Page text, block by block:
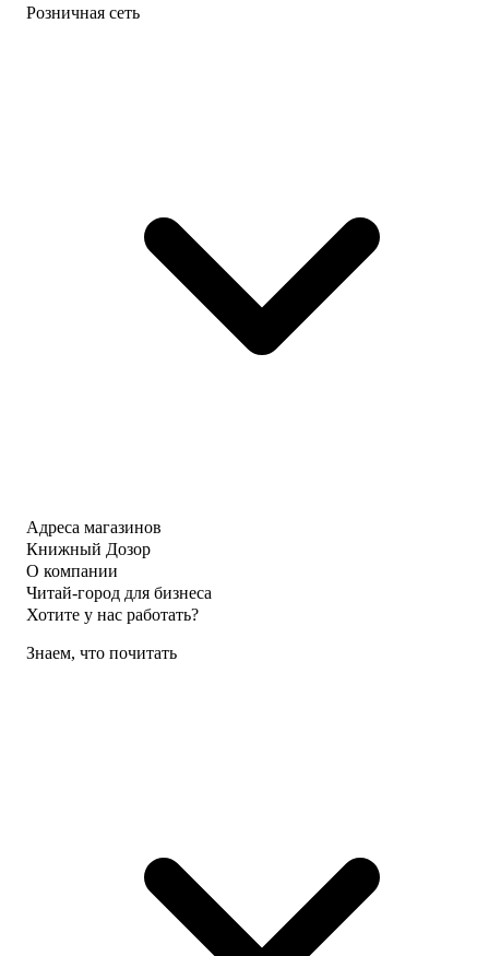
Розничная сеть
Адреса магазинов
Книжный Дозор
О компании
Читай-город для бизнеса
Хотите у нас работать?
Знаем, что почитать